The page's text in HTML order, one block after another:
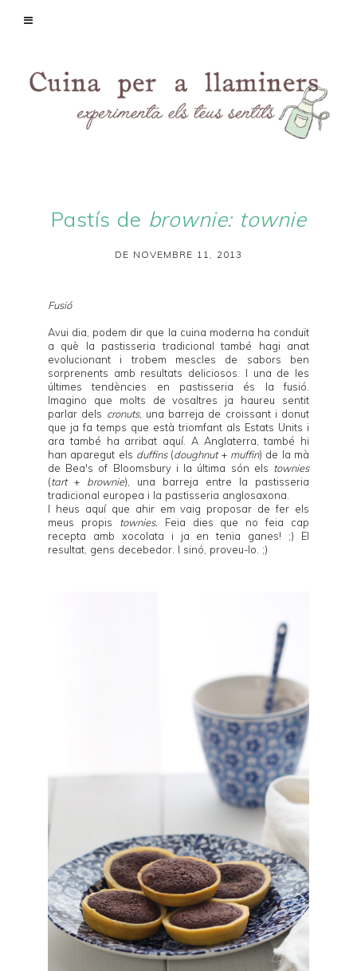
Pastís de brownie: townie
DE NOVEMBRE 11, 2013
Fusió
Avui dia, podem dir que la cuina moderna ha conduït
a què la pastisseria tradicional també hagi anat
evolucionant i trobem mescles de sabors ben
sorprenents amb resultats deliciosos. I una de les
últimes tendències en pastisseria és la fusió.
Imagino que molts de vosaltres ja haureu sentit
parlar dels cronuts, una barreja de croissant i donut
que ja fa temps que està triomfant als Estats Units i
ara també ha arribat aquí. A Anglaterra, també hi
han aparegut els duffins(doughnut+ muffin) de la mà
de Bea's of Bloomsburyi la última són els townies
(tart+ brownie), una barreja entre la pastisseria
tradicional europea i la pastisseria anglosaxona.
I heus aquí que ahir em vaig proposar de fer els
meus propis townies.
Feia dies que no feia cap
recepta amb xocolata i ja en tenia ganes! ;) El
resultat, gens decebedor. I sinó, proveu-lo. ;)